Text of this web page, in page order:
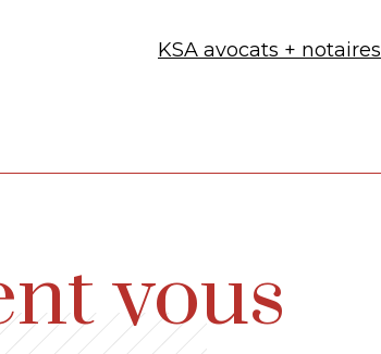
KSA avocats + notaires
vous